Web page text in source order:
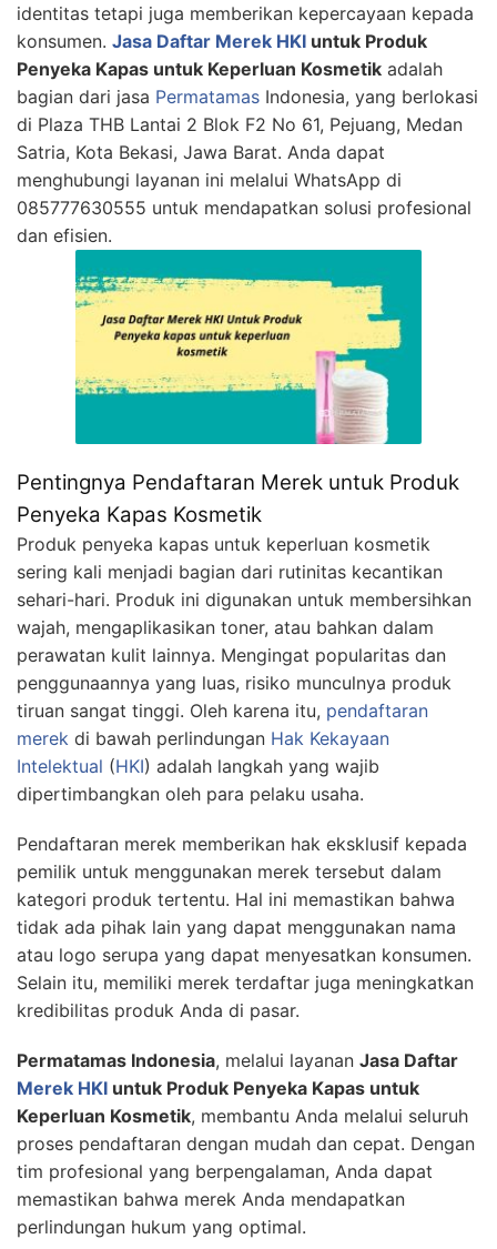
identitas tetapi juga memberikan kepercayaan kepada
konsumen. Jasa Daftar Merek HKI untuk Produk
Penyeka Kapas untuk Keperluan Kosmetik adalah
bagian dari jasa Permatamas Indonesia, yang berlokasi
di Plaza THB Lantai 2 Blok F2 No 61, Pejuang, Medan
Satria, Kota Bekasi, Jawa Barat. Anda dapat
menghubungi layanan ini melalui WhatsApp di
085777630555 untuk mendapatkan solusi profesional
dan efisien.
Pentingnya Pendaftaran Merek untuk Produk
Penyeka Kapas Kosmetik
Produk penyeka kapas untuk keperluan kosmetik
sering kali menjadi bagian dari rutinitas kecantikan
sehari-hari. Produk ini digunakan untuk membersihkan
wajah, mengaplikasikan toner, atau bahkan dalam
perawatan kulit lainnya. Mengingat popularitas dan
penggunaannya yang luas, risiko munculnya produk
tiruan sangat tinggi. Oleh karena itu, pendaftaran
merek di bawah perlindungan Hak Kekayaan
Intelektual (HKI) adalah langkah yang wajib
dipertimbangkan oleh para pelaku usaha.
Pendaftaran merek memberikan hak eksklusif kepada
pemilik untuk menggunakan merek tersebut dalam
kategori produk tertentu. Hal ini memastikan bahwa
tidak ada pihak lain yang dapat menggunakan nama
atau logo serupa yang dapat menyesatkan konsumen.
Selain itu, memiliki merek terdaftar juga meningkatkan
kredibilitas produk Anda di pasar.
Permatamas Indonesia, melalui layanan Jasa Daftar
Merek HKI untuk Produk Penyeka Kapas untuk
Keperluan Kosmetik, membantu Anda melalui seluruh
proses pendaftaran dengan mudah dan cepat. Dengan
tim profesional yang berpengalaman, Anda dapat
memastikan bahwa merek Anda mendapatkan
perlindungan hukum yang optimal.